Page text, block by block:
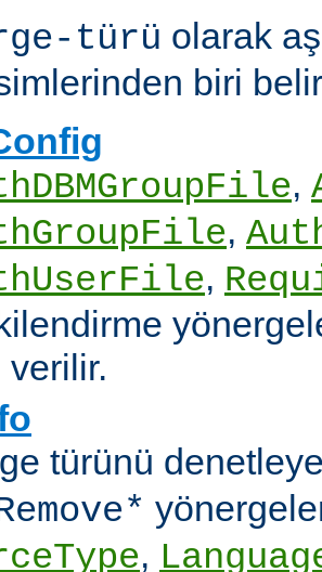
türü olarak
biri
,
,
,
verilir.
türünü
,